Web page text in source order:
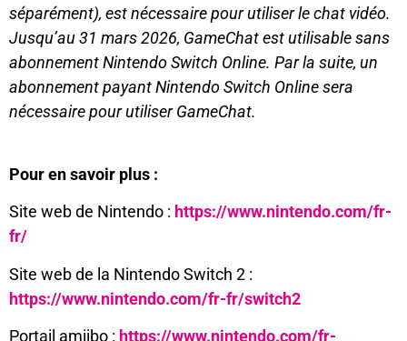
séparément), est nécessaire pour utiliser le chat vidéo.
Jusqu’au 31 mars 2026, GameChat est utilisable sans
abonnement Nintendo Switch Online. Par la suite, un
abonnement payant Nintendo Switch Online sera
nécessaire pour utiliser GameChat.
Pour en savoir plus :
Site web de Nintendo : https://www.nintendo.com/fr-
fr/
Site web de la Nintendo Switch 2 :
https://www.nintendo.com/fr-fr/switch2
Portail amiibo : https://www.nintendo.com/fr-